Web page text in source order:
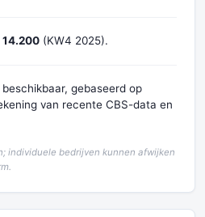
14.200 (KW4 2025).
gebaseerd op
van recente CBS-data en
individuele bedrijven kunnen afwijken